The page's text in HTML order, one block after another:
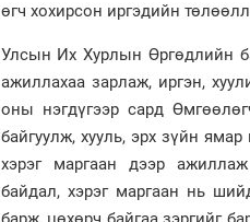
өгч хохирсон иргэдийн
Улсын Их Хурлын Өргөдлийн
ажиллахаа зарлаж, иргэн,
оны нэгдүгээр сард
байгуулж, хууль, эрх зүйн
хэрэг маргаан дээр
байдал, хэрэг маргаан нь